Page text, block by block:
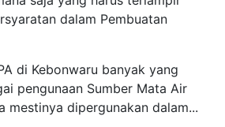
dalam Pembuatan
di Kebonwaru banyak yang
pengunaan Sumber Mata Air
mestinya dipergunakan dalam...